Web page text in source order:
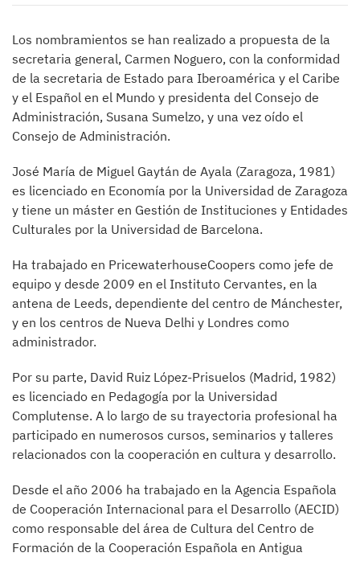
Los nombramientos se han realizado a propuesta de la
secretaria general, Carmen Noguero, con la conformidad
de la secretaria de Estado para Iberoamérica y el Caribe
y el Español en el Mundo y presidenta del Consejo de
Administración, Susana Sumelzo, y una vez oído el
Consejo de Administración.
José María de Miguel Gaytán de Ayala (Zaragoza, 1981)
es licenciado en Economía por la Universidad de Zaragoza
y tiene un máster en Gestión de Instituciones y Entidades
Culturales por la Universidad de Barcelona.
Ha trabajado en PricewaterhouseCoopers como jefe de
equipo y desde 2009 en el Instituto Cervantes, en la
antena de Leeds, dependiente del centro de Mánchester,
y en los centros de Nueva Delhi y Londres como
administrador.
Por su parte, David Ruiz López-Prisuelos (Madrid, 1982)
es licenciado en Pedagogía por la Universidad
Complutense. A lo largo de su trayectoria profesional ha
participado en numerosos cursos, seminarios y talleres
relacionados con la cooperación en cultura y desarrollo.
Desde el año 2006 ha trabajado en la Agencia Española
de Cooperación Internacional para el Desarrollo (AECID)
como responsable del área de Cultura del Centro de
Formación de la Cooperación Española en Antigua